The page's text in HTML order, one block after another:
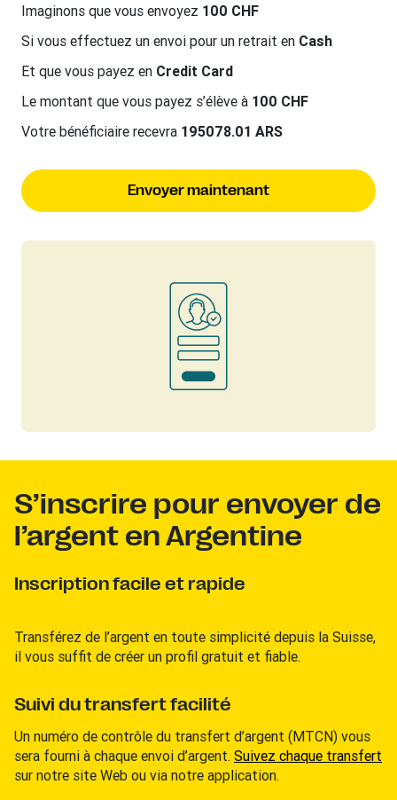
Imaginons que vous envoyez 100 CHF
Si vous effectuez un envoi pour un retrait en Cash
Et que vous payez en Credit Card
Le montant que vous payez s’élève à 100 CHF
Votre bénéficiaire recevra 195078.01 ARS
Envoyer maintenant
S’inscrire pour envoyer de
l’argent en Argentine
Inscription facile et rapide
Transférez de l’argent en toute simplicité depuis la Suisse,
il vous suffit de créer un profil gratuit et fiable.
Suivi du transfert facilité
Un numéro de contrôle du transfert d’argent (MTCN) vous
sera fourni à chaque envoi d’argent. Suivez chaque transfert
sur notre site Web ou via notre application.